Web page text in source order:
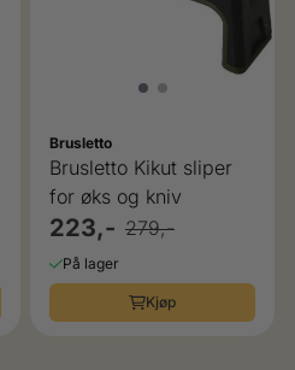
Brusletto
Brusletto Kikut sliper
for øks og kniv
223,- 279,-
På lager
Kjøp